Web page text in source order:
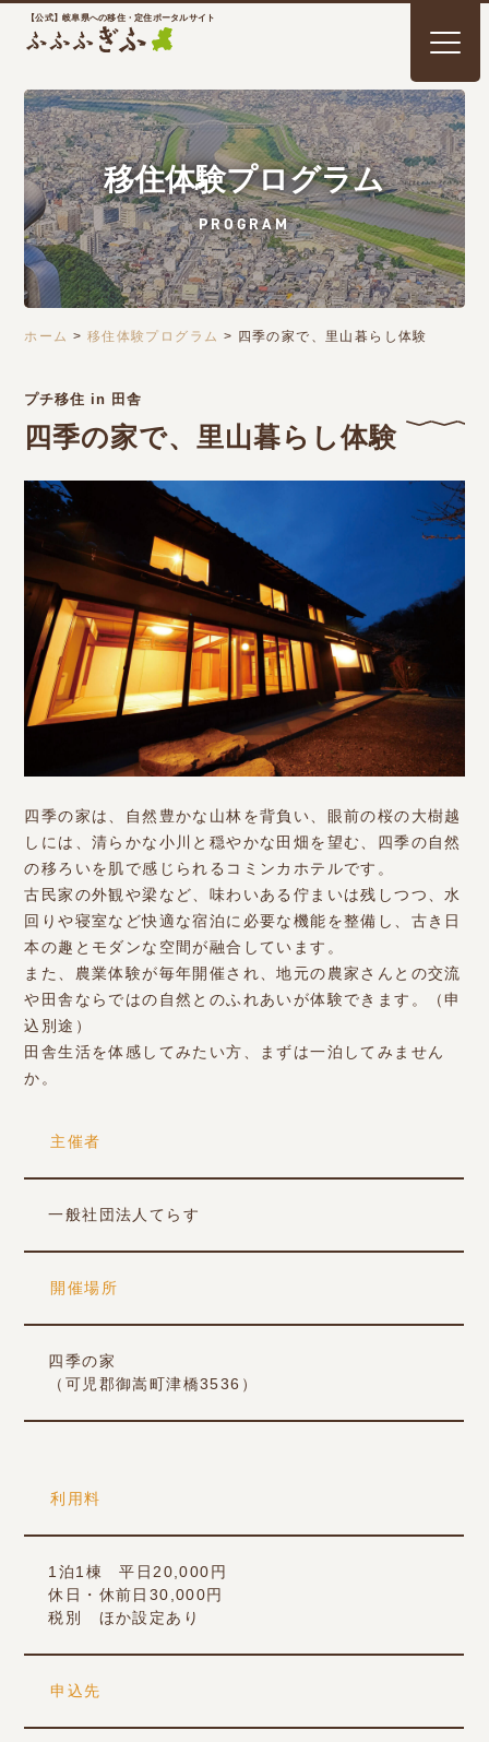
【公式】岐阜県への移住・定住ポータルサイト
移住体験プログラム
PROGRAM
ホーム > 移住体験プログラム > 四季の家で、里山暮らし体験
プチ移住 in 田舎
四季の家で、里山暮らし体験
四季の家は、自然豊かな山林を背負い、眼前の桜の大樹越
しには、清らかな小川と穏やかな田畑を望む、四季の自然
の移ろいを肌で感じられるコミンカホテルです。
古民家の外観や梁など、味わいある佇まいは残しつつ、水
回りや寝室など快適な宿泊に必要な機能を整備し、古き日
本の趣とモダンな空間が融合しています。
また、農業体験が毎年開催され、地元の農家さんとの交流
や田舎ならではの自然とのふれあいが体験できます。（申
込別途）
田舎生活を体感してみたい方、まずは一泊してみません
か。
主催者
一般社団法人てらす
開催場所
四季の家
（可児郡御嵩町津橋3536）
利用料
1泊1棟 平日20,000円
休日・休前日30,000円
税別 ほか設定あり
申込先